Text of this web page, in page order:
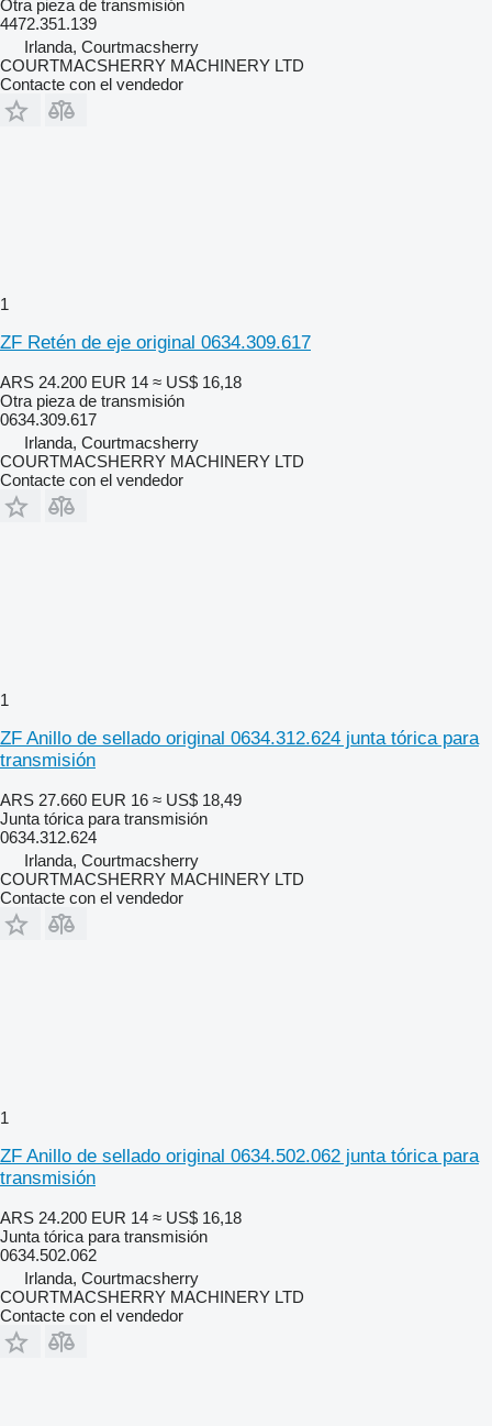
Otra pieza de transmisión
4472.351.139
Irlanda, Courtmacsherry
COURTMACSHERRY MACHINERY LTD
Contacte con el vendedor
1
ZF Retén de eje original 0634.309.617
ARS 24.200 EUR 14 ≈ US$ 16,18
Otra pieza de transmisión
0634.309.617
Irlanda, Courtmacsherry
COURTMACSHERRY MACHINERY LTD
Contacte con el vendedor
1
ZF Anillo de sellado original 0634.312.624 junta tórica para
transmisión
ARS 27.660 EUR 16 ≈ US$ 18,49
Junta tórica para transmisión
0634.312.624
Irlanda, Courtmacsherry
COURTMACSHERRY MACHINERY LTD
Contacte con el vendedor
1
ZF Anillo de sellado original 0634.502.062 junta tórica para
transmisión
ARS 24.200 EUR 14 ≈ US$ 16,18
Junta tórica para transmisión
0634.502.062
Irlanda, Courtmacsherry
COURTMACSHERRY MACHINERY LTD
Contacte con el vendedor